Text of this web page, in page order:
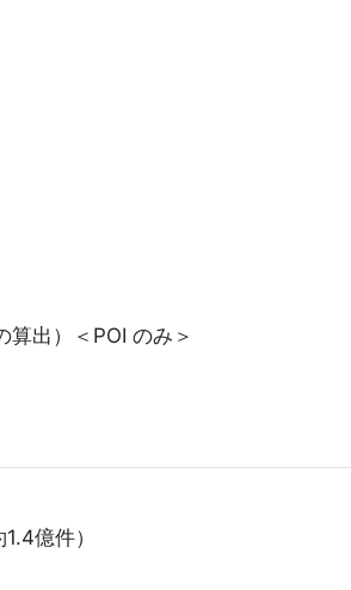
算出）＜POI のみ＞
億件）